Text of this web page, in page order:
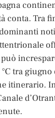
conta. Tra
tra
itinerario.